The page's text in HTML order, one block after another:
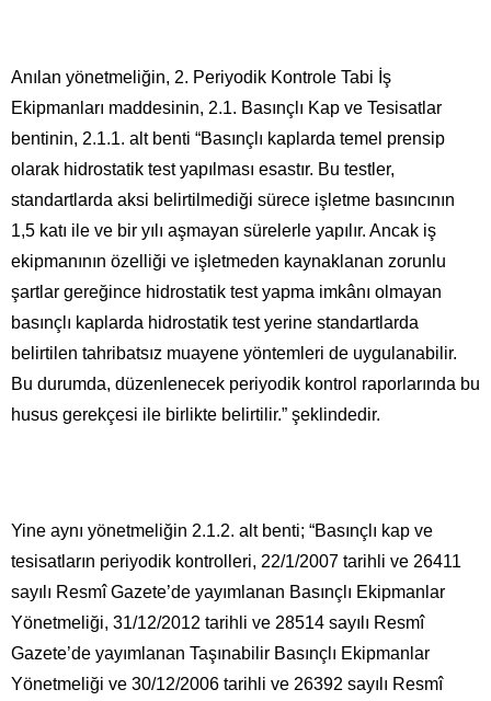
Anılan yönetmeliğin, 2. Periyodik Kontrole Tabi İş
Ekipmanları maddesinin, 2.1. Basınçlı Kap ve Tesisatlar
bentinin, 2.1.1. alt benti “Basınçlı kaplarda temel prensip
olarak hidrostatik test yapılması esastır. Bu testler,
standartlarda aksi belirtilmediği sürece işletme basıncının
1,5 katı ile ve bir yılı aşmayan sürelerle yapılır. Ancak iş
ekipmanının özelliği ve işletmeden kaynaklanan zorunlu
şartlar gereğince hidrostatik test yapma imkânı olmayan
basınçlı kaplarda hidrostatik test yerine standartlarda
belirtilen tahribatsız muayene yöntemleri de uygulanabilir.
Bu durumda, düzenlenecek periyodik kontrol raporlarında bu
husus gerekçesi ile birlikte belirtilir.” şeklindedir.
Yine aynı yönetmeliğin 2.1.2. alt benti; “Basınçlı kap ve
tesisatların periyodik kontrolleri, 22/1/2007 tarihli ve 26411
sayılı Resmî Gazete’de yayımlanan Basınçlı Ekipmanlar
Yönetmeliği, 31/12/2012 tarihli ve 28514 sayılı Resmî
Gazete’de yayımlanan Taşınabilir Basınçlı Ekipmanlar
Yönetmeliği ve 30/12/2006 tarihli ve 26392 sayılı Resmî